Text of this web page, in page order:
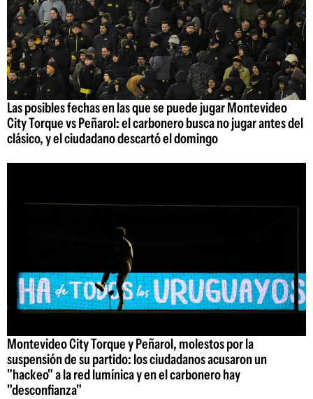
Las posibles fechas en las que se puede jugar Montevideo
City Torque vs Peñarol: el carbonero busca no jugar antes del
clásico, y el ciudadano descartó el domingo
Montevideo City Torque y Peñarol, molestos por la
suspensión de su partido: los ciudadanos acusaron un
"hackeo" a la red lumínica y en el carbonero hay
"desconfianza"